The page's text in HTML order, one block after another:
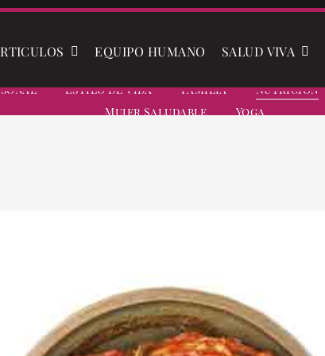
EQUIPO HUMANO SALUD VIVA
Estilo De Vida Familia Nutrición
Mujer Saludable
Yoga